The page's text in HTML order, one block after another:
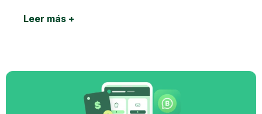
Leer más +